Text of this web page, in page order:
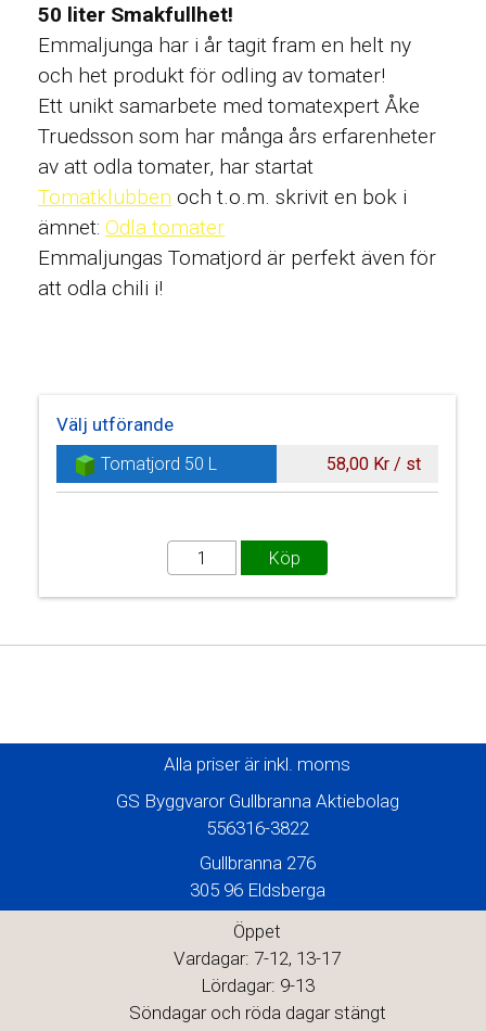
50 liter Smakfullhet!
Emmaljunga har i år tagit fram en helt ny
och het produkt för odling av tomater!
Ett unikt samarbete med tomatexpert Åke
Truedsson som har många års erfarenheter
av att odla tomater, har startat
Tomatklubben och t.o.m. skrivit en bok i
ämnet:Odla tomater
Emmaljungas Tomatjord är perfekt även för
att odla chili i!
Välj utförande
Tomatjord 50 L 58,00 Kr / st
Alla priser är inkl. moms
GS Byggvaror Gullbranna Aktiebolag
556316-3822
Gullbranna 276
305 96 Eldsberga
Öppet
Vardagar: 7-12, 13-17
Lördagar: 9-13
Söndagar och röda dagar stängt